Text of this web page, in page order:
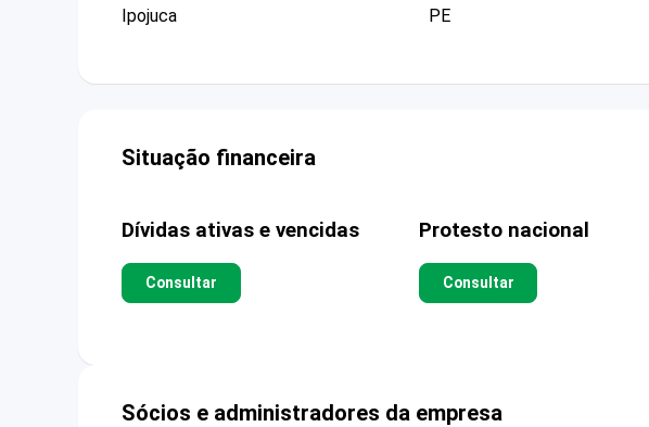
Ipojuca
PE
Situação financeira
Dívidas ativas e vencidas
Consultar
Protesto nacional
Consultar
Sócios e administradores da empresa